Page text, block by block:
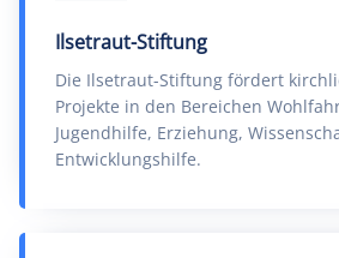
Ilsetraut-Stiftung
Die Ilsetraut-Stiftung fördert
Projekte in den Bereichen
Jugendhilfe, Erziehung,
Entwicklungshilfe.